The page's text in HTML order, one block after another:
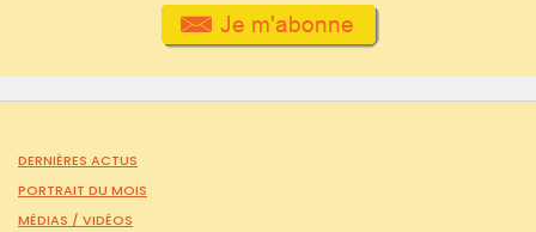
DERNIÈRES ACTUS
PORTRAIT DU MOIS
MÉDIAS / VIDÉOS